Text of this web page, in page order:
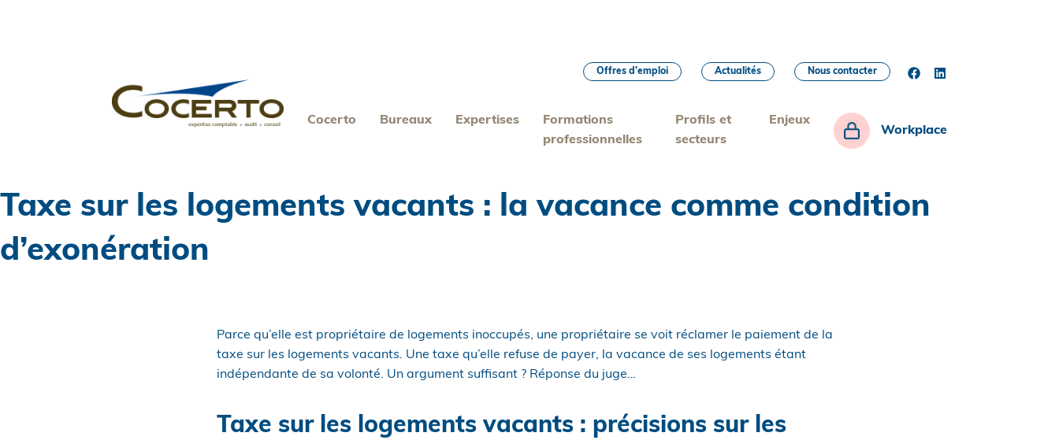
Cocerto Bureaux Expertises
Formations
professionnelles
Profils et
secteurs
Enjeux
Workplace
Offres d’emploi Actualités Nous contacter
Taxe sur les logements vacants : la vacance comme condition
d’exonération
Parce qu’elle est propriétaire de logements inoccupés, une propriétaire se voit réclamer le paiement de la
taxe sur les logements vacants. Une taxe qu’elle refuse de payer, la vacance de ses logements étant
indépendante de sa volonté. Un argument suffisant ? Réponse du juge…
Taxe sur les logements vacants : précisions sur les